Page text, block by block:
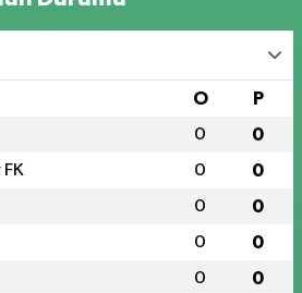
O P
0 0
0 0
0 0
0 0
0 0